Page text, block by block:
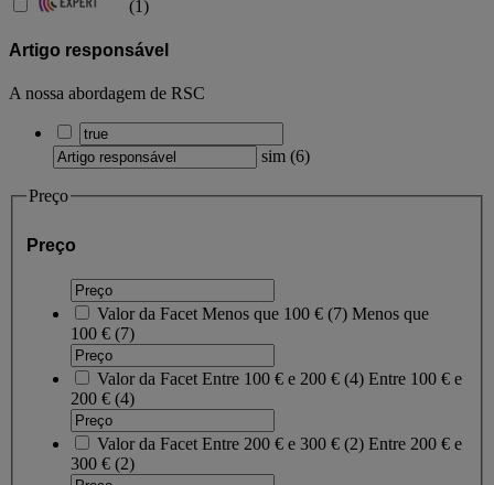
(1)
Artigo responsável
A nossa abordagem de RSC
sim (6)
Preço
Preço
Valor da Facet Menos que 100 € (7) Menos que
100 € (7)
Valor da Facet Entre 100 € e 200 € (4) Entre 100 € e
200 € (4)
Valor da Facet Entre 200 € e 300 € (2) Entre 200 € e
300 € (2)